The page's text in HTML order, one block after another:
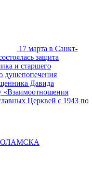
17 марта в Санкт-
защита
и старшего
душепопечения
Давида
«Взаимоотношения
Церквей с 1943 по